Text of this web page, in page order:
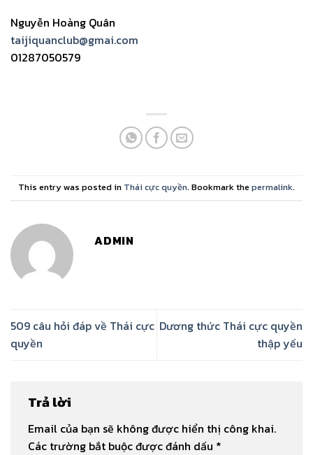
Nguyễn Hoàng Quân
taijiquanclub@gmai.com
01287050579
This entry was posted in Thái cực quyền. Bookmark thepermalink.
ADMIN
509 câu hỏi đáp về Thái cực
quyền
Dương thức Thái cực quyền
thập yếu
Trả lời
Email của bạn sẽ không được hiển thị công khai.
Các trường bắt buộc được đánh dấu *